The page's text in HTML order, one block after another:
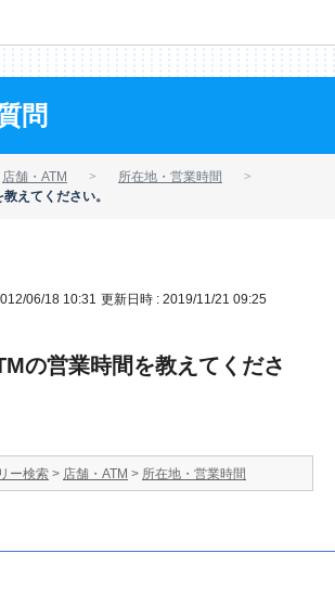
問
店舗・ATM
所在地・営業時間
えてください。
06/18 10:31 更新日時 : 2019/11/21 09:25
の営業時間を教えてくださ
ー検索 > 店舗・ATM > 所在地・営業時間